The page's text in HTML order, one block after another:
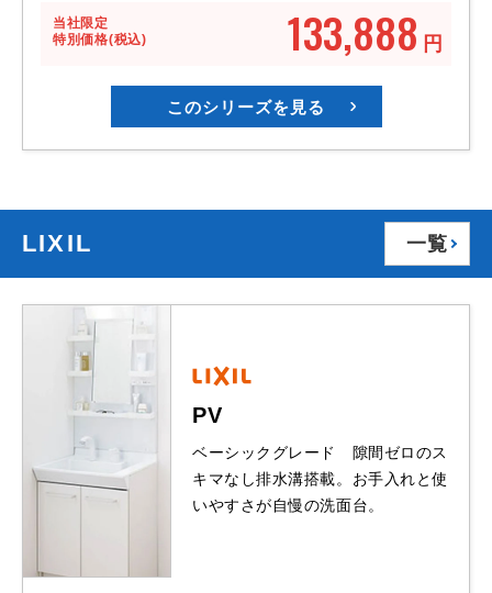
当社限定
特別価格(税込)
133,888 円
このシリーズを見る
LIXIL 一覧
PV
ベーシックグレード 隙間ゼロのス
キマなし排水溝搭載。お手入れと使
いやすさが自慢の洗面台。